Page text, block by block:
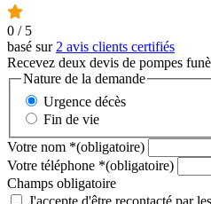
0 / 5
basé sur 2 avis clients certifiés
Recevez deux devis de pompes
Nature de la demande
Urgence décès
Fin de vie
Votre nom *(obligatoire)
Votre téléphone *(obligatoire)
Champs obligatoire
J'accepte d'être recontacté par